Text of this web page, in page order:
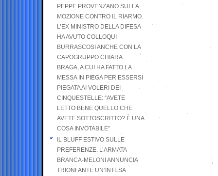
PEPPE PROVENZANO SULLA
MOZIONE CONTRO IL RIARMO.
L’EX MINISTRO DELLA DIFESA
HA AVUTO COLLOQUI
BURRASCOSI ANCHE CON LA
CAPOGRUPPO CHIARA
BRAGA, A CUI HA FATTO LA
MESSA IN PIEGA PER ESSERSI
PIEGATA AI VOLERI DEI
CINQUESTELLE: “AVETE
LETTO BENE QUELLO CHE
AVETE SOTTOSCRITTO? È UNA
COSA INVOTABILE”
IL BLUFF ESTIVO SULLE
PREFERENZE. L’ARMATA
BRANCA-MELONI ANNUNCIA
TRIONFANTE UN’INTESA